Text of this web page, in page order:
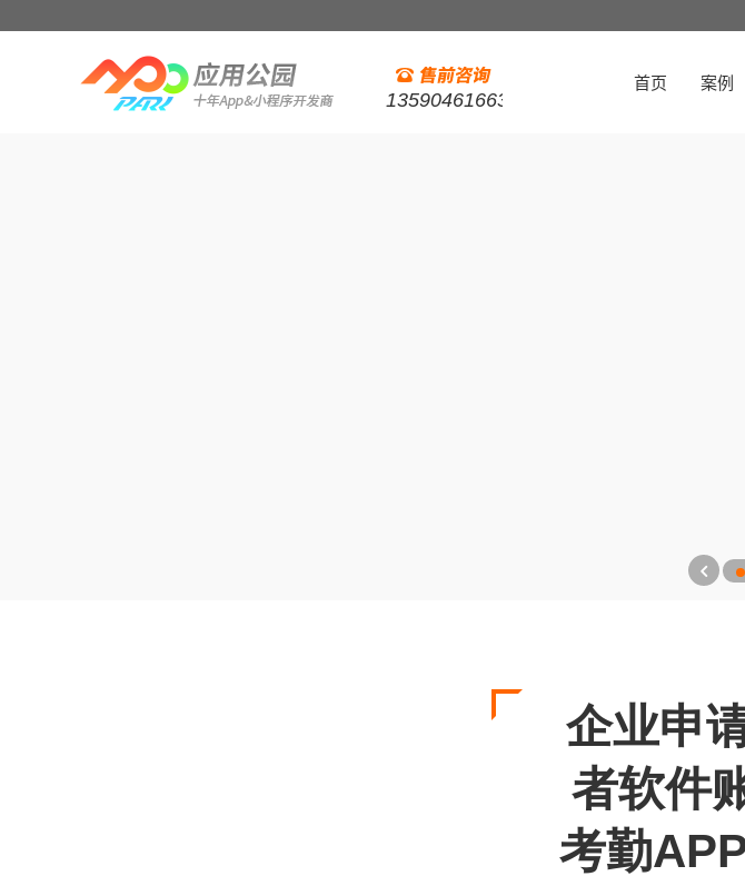
13590461663
首页 案例
企业申
者软件
考勤